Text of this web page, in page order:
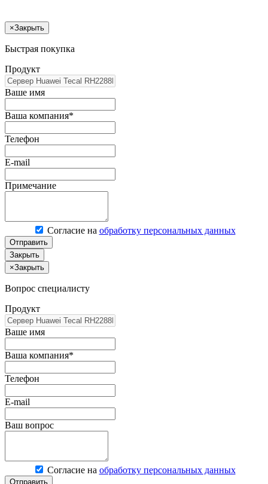
×Закрыть
Быстрая покупка
Продукт
Ваше имя
Ваша компания*
Телефон
E-mail
Примечание
Согласие на обработку персональных данных
Отправить
Закрыть
×Закрыть
Вопрос специалисту
Продукт
Ваше имя
Ваша компания*
Телефон
E-mail
Ваш вопрос
Согласие на обработку персональных данных
Отправить